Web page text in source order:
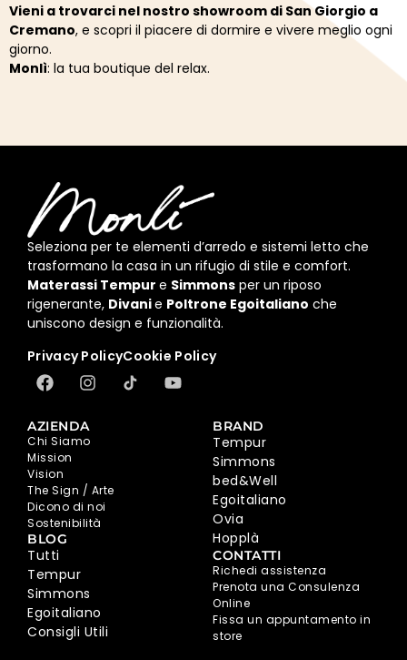
Vieni a trovarci nel nostro showroom di SanGiorgio a
Cremano, e scopri il piacere di dormire e vivere meglio ogni
giorno.
Monlì: la tua boutique del relax.
Seleziona per te elementi d’arredo e sistemi letto che
trasformano la casa in un rifugio di stile e comfort.
Materassi Tempur e Simmons per un riposo
rigenerante, Divanie Poltrone Egoitaliano che
uniscono design e funzionalità.
Privacy PolicyCookie Policy
AZIENDA
Chi Siamo
Mission
Vision
The Sign / Arte
Dicono di noi
Sostenibilità
BLOG
Tutti
Tempur
Simmons
Egoitaliano
Consigli Utili
BRAND
Tempur
Simmons
bed&Well
Egoitaliano
Ovia
Hopplà
CONTATTI
Richedi assistenza
Prenota una Consulenza
Online
Fissa un appuntamento in
store